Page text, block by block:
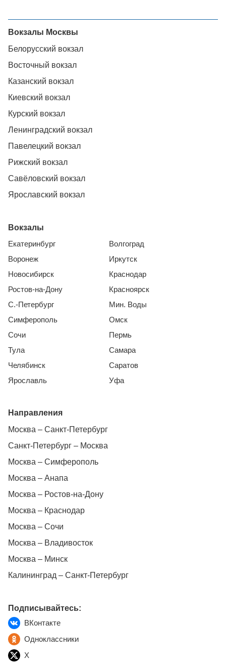
Вокзалы Москвы
Белорусский вокзал
Восточный вокзал
Казанский вокзал
Киевский вокзал
Курский вокзал
Ленинградский вокзал
Павелецкий вокзал
Рижский вокзал
Савёловский вокзал
Ярославский вокзал
Вокзалы
Екатеринбург
Воронеж
Новосибирск
Ростов-на-Дону
С.-Петербург
Симферополь
Сочи
Тула
Челябинск
Ярославль
Волгоград
Иркутск
Краснодар
Красноярск
Мин. Воды
Омск
Пермь
Самара
Саратов
Уфа
Направления
Москва – Санкт-Петербург
Санкт-Петербург – Москва
Москва – Симферополь
Москва – Анапа
Москва – Ростов-на-Дону
Москва – Краснодар
Москва – Сочи
Москва – Владивосток
Москва – Минск
Калининград – Санкт-Петербург
Подписывайтесь:
ВКонтакте
Одноклассники
X